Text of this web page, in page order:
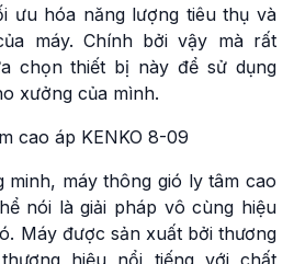
ưu hóa năng lượng tiêu thụ và
máy. Chính bởi vậy mà rất
chọn thiết bị này để sử dụng
xưởng của mình.
minh, máy thông gió ly tâm cao
nói là giải pháp vô cùng hiệu
Máy được sản xuất bởi thương
hiệu nổi tiếng với chất